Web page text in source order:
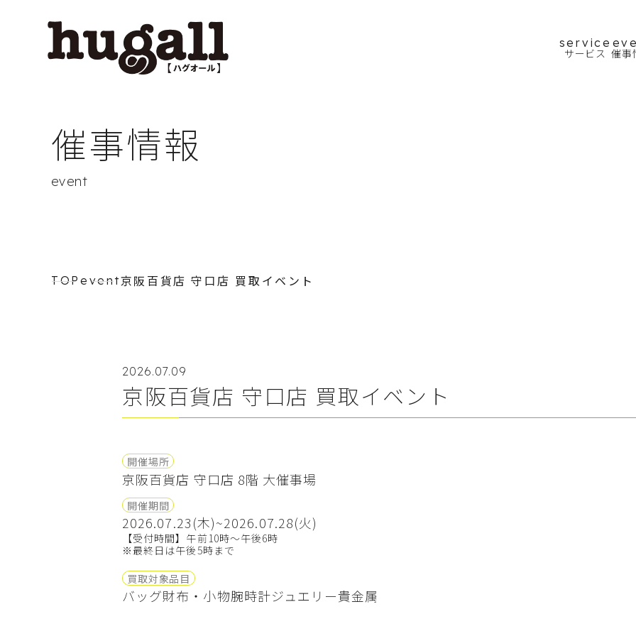
service
サービス 催事
催事情報
event
TOPevent京阪百貨店 守口店 買取イベント
2026.07.09
京阪百貨店 守口店 買取イベント
開催場所
京阪百貨店 守口店 8階 大催事場
開催期間
2026.07.23(木)~2026.07.28(火)
【受付時間】午前10時～午後6時
※最終日は午後5時まで
買取対象品目
バッグ財布・小物腕時計ジュエリー貴金属